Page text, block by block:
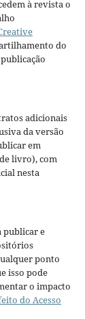
à revista o
do
adicionais
da versão
em
livro), com
nesta
publicar e
ponto
isso pode
o impacto
do Acesso